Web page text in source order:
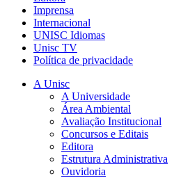
Imprensa
Internacional
UNISC Idiomas
Unisc TV
Política de privacidade
A Unisc
A Universidade
Área Ambiental
Avaliação Institucional
Concursos e Editais
Editora
Estrutura Administrativa
Ouvidoria